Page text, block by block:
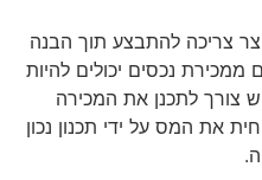
צריכה להתבצע תוך הבנה
נכסים יכולים להיות
יש צורך לתכנן את המכירה
את המס על ידי תכנון נכון